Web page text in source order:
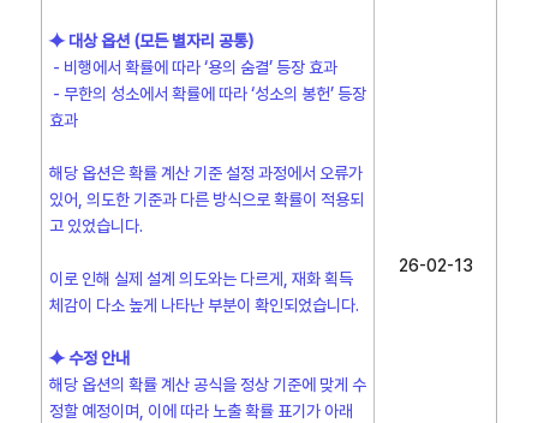
⯌ 대상 옵션 (모든 별자리 공통)
- 비행에서 확률에 따라 ‘용의 숨결’ 등장 효과
- 무한의 성소에서 확률에 따라 ‘성소의 봉헌’ 등장
효과
해당 옵션은 확률 계산 기준 설정 과정에서 오류가
있어, 의도한 기준과 다른 방식으로 확률이 적용되
고 있었습니다.
이로 인해 실제 설계 의도와는 다르게, 재화 획득
체감이 다소 높게 나타난 부분이 확인되었습니다.
⯌ 수정 안내
해당 옵션의 확률 계산 공식을 정상 기준에 맞게 수
정할 예정이며, 이에 따라 노출 확률 표기가 아래
26-02-13